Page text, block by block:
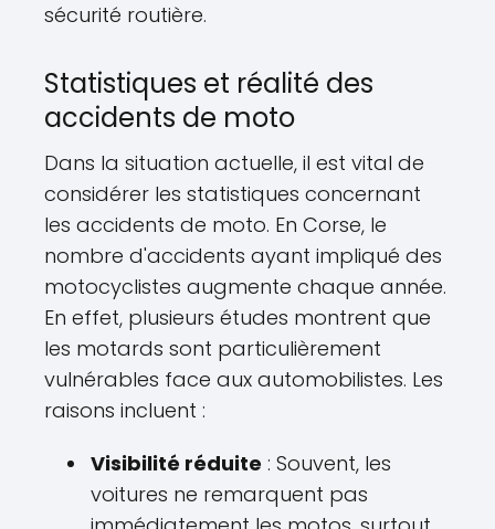
sécurité routière.
Statistiques et réalité des
accidents de moto
Dans la situation actuelle, il est vital de
considérer les statistiques concernant
les accidents de moto. En Corse, le
nombre d'accidents ayant impliqué des
motocyclistes augmente chaque année.
En effet, plusieurs études montrent que
les motards sont particulièrement
vulnérables face aux automobilistes. Les
raisons incluent :
Visibilité réduite : Souvent, les
voitures ne remarquent pas